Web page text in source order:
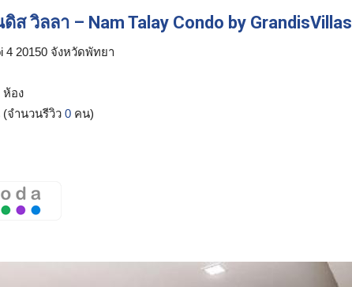
วิลลา – Nam Talay Condo by GrandisVillas
4 20150 จังหวัดพัทยา
ห้อง
จำนวนรีวิว 0 คน)